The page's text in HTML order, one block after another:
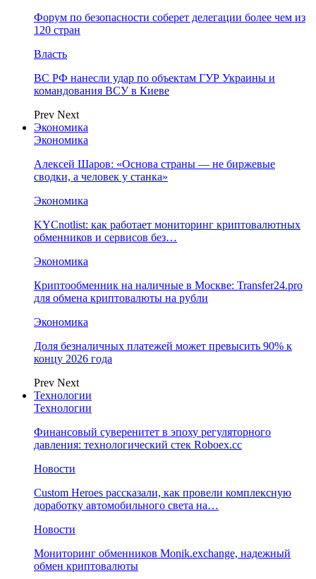
Форум по безопасности соберет делегации более чем из
120 стран
Власть
ВС РФ нанесли удар по объектам ГУР Украины и
командования ВСУ в Киеве
Prev Next
Экономика
Экономика
Алексей Шаров: «Основа страны — не биржевые
сводки, а человек у станка»
Экономика
KYCnotlist: как работает мониторинг криптовалютных
обменников и сервисов без…
Экономика
Криптообменник на наличные в Москве: Transfer24.pro
для обмена криптовалюты на рубли
Экономика
Доля безналичных платежей может превысить 90% к
концу 2026 года
Prev Next
Технологии
Технологии
Финансовый суверенитет в эпоху регуляторного
давления: технологический стек Roboex.cc
Новости
Custom Heroes рассказали, как провели комплексную
доработку автомобильного света на…
Новости
Мониторинг обменников Monik.exchange, надежный
обмен криптовалюты